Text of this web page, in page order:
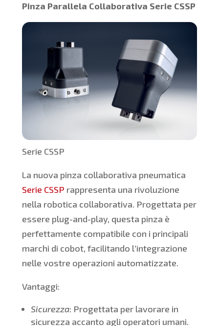
Pinza Parallela Collaborativa Serie CSSP
Serie CSSP
La nuova pinza collaborativa pneumatica
Serie CSSP rappresenta una rivoluzione
nella robotica collaborativa. Progettata per
essere plug-and-play, questa pinza è
perfettamente compatibile con i principali
marchi di cobot, facilitando l’integrazione
nelle vostre operazioni automatizzate.
Vantaggi:
Sicurezza: Progettata per lavorare in
sicurezza accanto agli operatori umani.